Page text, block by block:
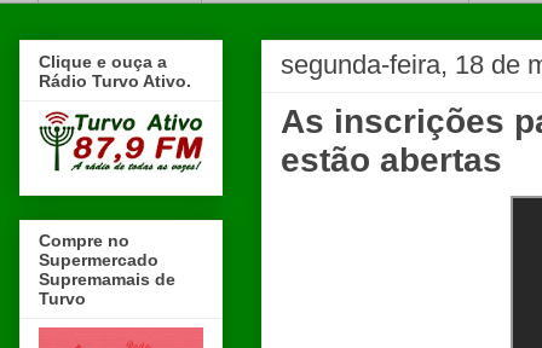
segunda-feira, 18 de
As inscrições
estão abertas
Clique e ouça a
Rádio Turvo Ativo.
Compre no
Supermercado
Supremamais de
Turvo